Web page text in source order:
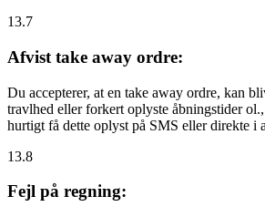
13.7
Afvist take away ordre:
Du accepterer, at en take away ordre, kan
travlhed eller forkert oplyste åbningstider
hurtigt få dette oplyst på SMS eller direkte i
13.8
Fejl på regning: